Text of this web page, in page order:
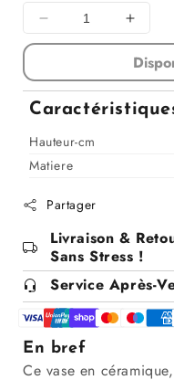
Diminuer
la
pour
Vase
céramique,
H75CM
la
pour
Vase
en
Hauteur-cm
Matiere
Partager
Livraison &
Sans Stress !
Service Après-
En bref
Ce vase en